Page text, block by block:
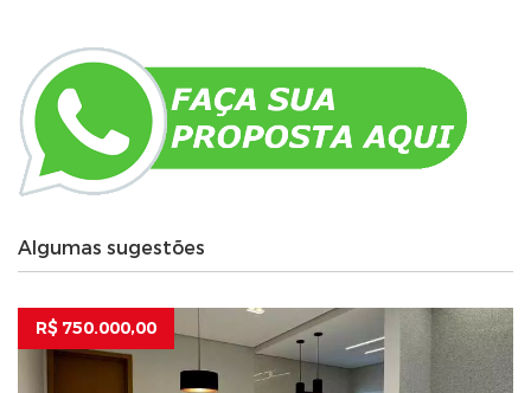
Algumas sugestões
R$ 750.000,00